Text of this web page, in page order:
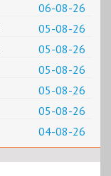
06-08-26
05-08-26
05-08-26
05-08-26
05-08-26
05-08-26
04-08-26